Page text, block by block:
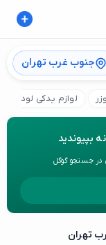
جنوب غرب تهران
لوازم یدکی لودر
بپیوندید
در جستجو گوگل
تهران